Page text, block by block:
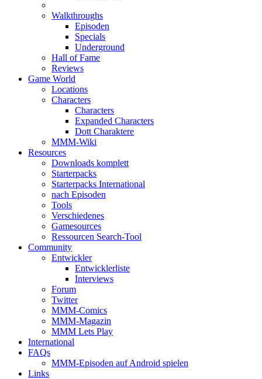
Walkthroughs
Episoden
Specials
Underground
Hall of Fame
Reviews
Game World
Locations
Characters
Characters
Expanded Characters
Dott Charaktere
MMM-Wiki
Resources
Downloads komplett
Starterpacks
Starterpacks International
nach Episoden
Tools
Verschiedenes
Gamesources
Ressourcen Search-Tool
Community
Entwickler
Entwicklerliste
Interviews
Forum
Twitter
MMM-Comics
MMM-Magazin
MMM Lets Play
International
FAQs
MMM-Episoden auf Android spielen
Links